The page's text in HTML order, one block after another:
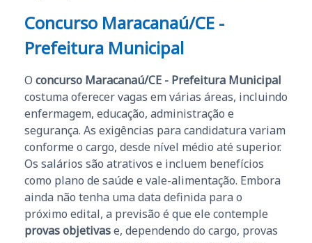
Concurso Maracanaú/CE -
Prefeitura Municipal
O concurso Maracanaú/CE - Prefeitura Municipal
costuma oferecer vagas em várias áreas, incluindo
enfermagem, educação, administração e
segurança. As exigências para candidatura variam
conforme o cargo, desde nível médio até superior.
Os salários são atrativos e incluem benefícios
como plano de saúde e vale-alimentação. Embora
ainda não tenha uma data definida para o
próximo edital, a previsão é que ele contemple
provas objetivase, dependendo do cargo, provas